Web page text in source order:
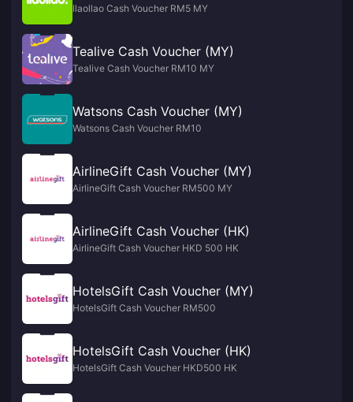
llaollao Cash Voucher RM5 MY
Tealive Cash Voucher (MY)
Tealive Cash Voucher RM10 MY
Watsons Cash Voucher (MY)
Watsons Cash Voucher RM10
AirlineGift Cash Voucher (MY)
AirlineGift Cash Voucher RM500 MY
AirlineGift Cash Voucher (HK)
AirlineGift Cash Voucher HKD 500 HK
HotelsGift Cash Voucher (MY)
HotelsGift Cash Voucher RM500
HotelsGift Cash Voucher (HK)
HotelsGift Cash Voucher HKD500 HK